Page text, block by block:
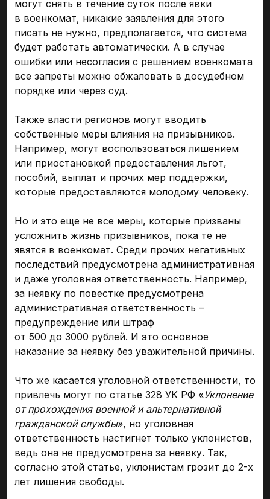
могут снять в течение суток после явки
в военкомат, никакие заявления для этого
писать не нужно, предполагается, что система
будет работать автоматически. А в случае
ошибки или несогласия с решением военкомата
все запреты можно обжаловать в досудебном
порядке или через суд.
Также власти регионов могут вводить
собственные меры влияния на призывников.
Например, могут воспользоваться лишением
или приостановкой предоставления льгот,
пособий, выплат и прочих мер поддержки,
которые предоставляются молодому человеку.
Но и это еще не все меры, которые призваны
усложнить жизнь призывников, пока те не
явятся в военкомат. Среди прочих негативных
последствий предусмотрена административная
и даже уголовная ответственность. Например,
за неявку по повестке предусмотрена
административная ответственность –
предупреждение или штраф
от 500 до 3000 рублей. И это основное
наказание за неявку без уважительной причины.
Что же касается уголовной ответственности, то
привлечь могут по статье 328 УК РФ «Уклонение
от прохождения военной и альтернативной
гражданской службы», но уголовная
ответственность настигнет только уклонистов,
ведь она не предусмотрена за неявку. Так,
согласно этой статье, уклонистам грозит до 2-х
лет лишения свободы.